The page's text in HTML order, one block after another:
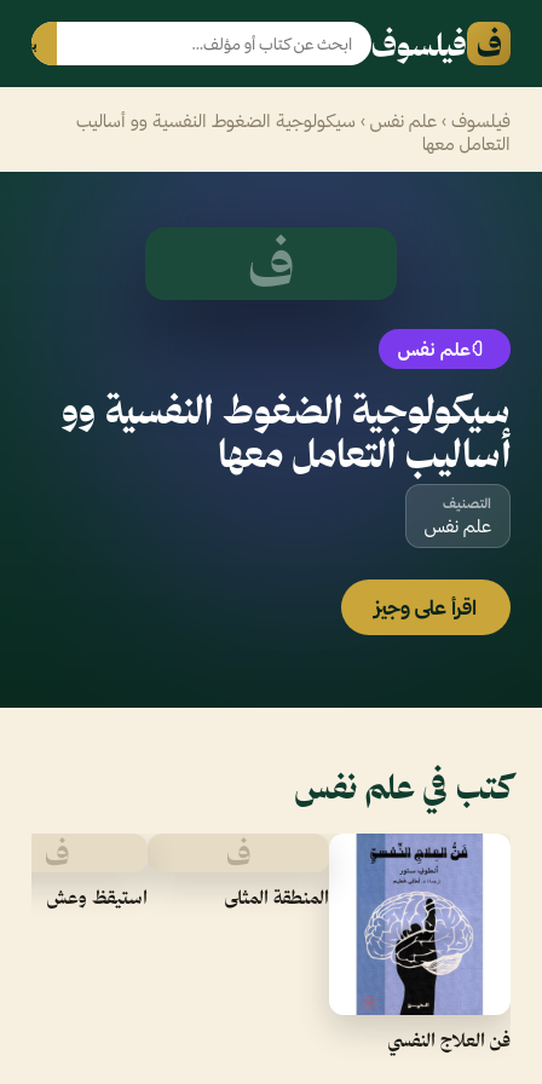
ف فيلسوف بحث
فيلسوف › علم نفس › سيكولوجية الضغوط النفسية وو أساليب
التعامل معها
ف
علم نفس
سيكولوجية الضغوط النفسية وو
أساليب التعامل معها
التصنيف
علم نفس
اقرأ على وجيز
كتب في علم نفس
فن العلاج النفسي
ف
المنطقة المثلى
ف
استيقظ وعش